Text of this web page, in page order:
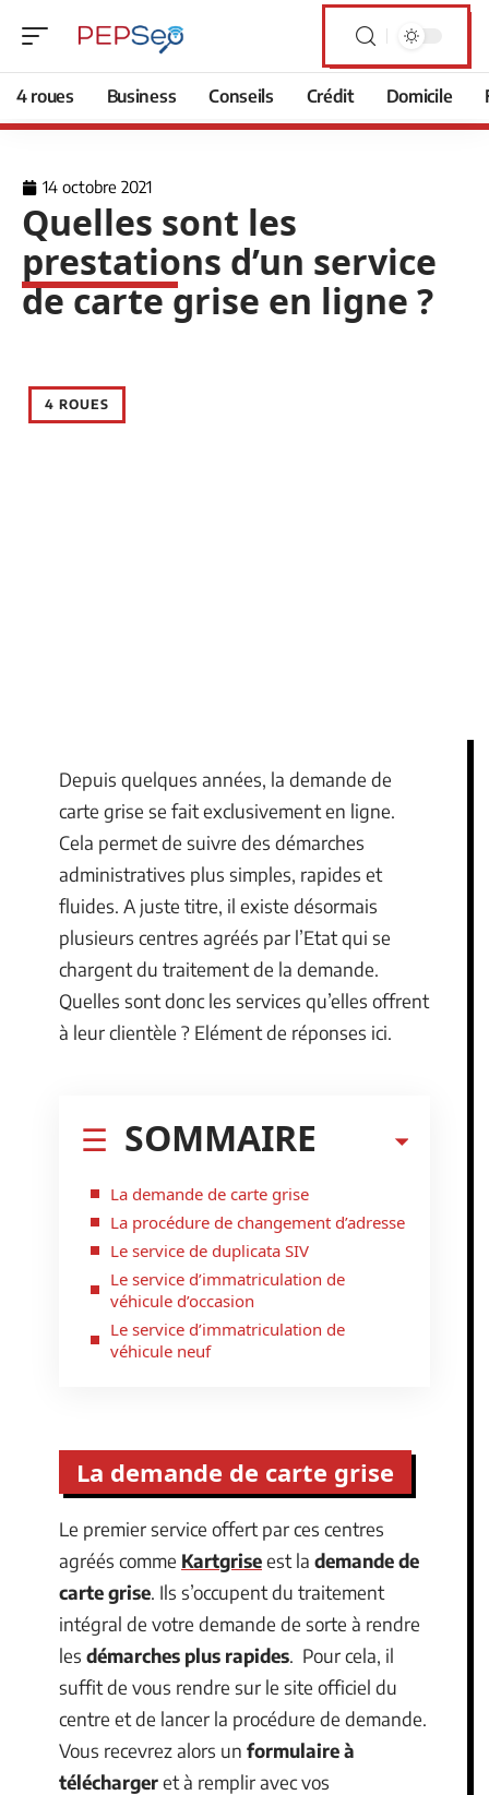
4 roues Business Conseils Crédit Domicile
14 octobre 2021
Quelles sont les
prestations d’un service
de carte grise en ligne ?
4 ROUES
Depuis quelques années, la demande de
carte grise se fait exclusivement en ligne.
Cela permet de suivre des démarches
administratives plus simples, rapides et
fluides. A juste titre, il existe désormais
plusieurs centres agréés par l’Etat qui se
chargent du traitement de la demande.
Quelles sont donc les services qu’elles offrent
à leur clientèle ? Elément de réponses ici.
SOMMAIRE
La demande de carte grise
La procédure de changement d’adresse
Le service de duplicata SIV
Le service d’immatriculation de
véhicule d’occasion
Le service d’immatriculation de
véhicule neuf
La demande de carte grise
Le premier service offert par ces centres
agréés comme Kartgriseest la demande de
carte grise. Ils s’occupent du traitement
intégral de votre demande de sorte à rendre
les démarches plus rapides. Pour cela, il
suffit de vous rendre sur le site officiel du
centre et de lancer la procédure de demande.
Vous recevrez alors un formulaire à
téléchargeret à remplir avec vos